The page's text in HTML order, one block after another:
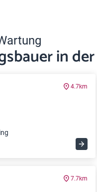
in
4.7km
7.7km